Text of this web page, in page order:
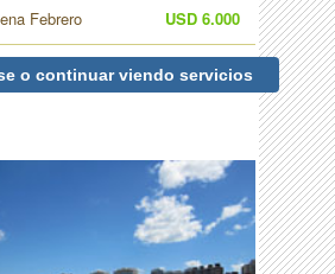
Febrero
USD 6.000
o continuar viendo servicios